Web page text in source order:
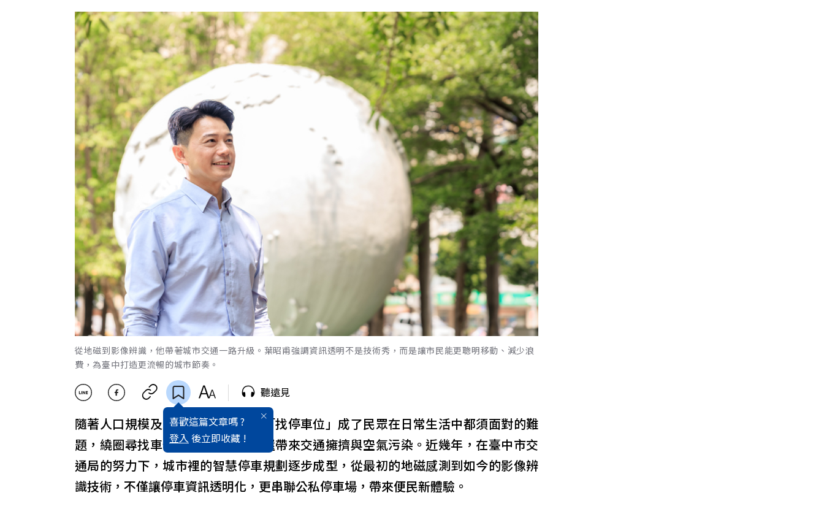
遠見雜誌整合傳播部企劃製作 加入追蹤
從地磁到影像辨識，他帶著城市交通一路升級。葉昭甫強調資訊透明不是技術秀，而是讓市民能更聰明移動、減少浪
費，為臺中打造更流暢的城市節奏。
喜歡這篇文章嗎 ?
登入 後立即收藏 !
聽遠見
隨著人口規模及車輛的快速增長，「找停車位」成了民眾在日常生活中都須面對的難
題，繞圈尋找車位不僅浪費時間，還帶來交通擁擠與空氣污染。近幾年，在臺中市交
通局的努力下，城市裡的智慧停車規劃逐步成型，從最初的地磁感測到如今的影像辨
識技術，不僅讓停車資訊透明化，更串聯公私停車場，帶來便民新體驗。